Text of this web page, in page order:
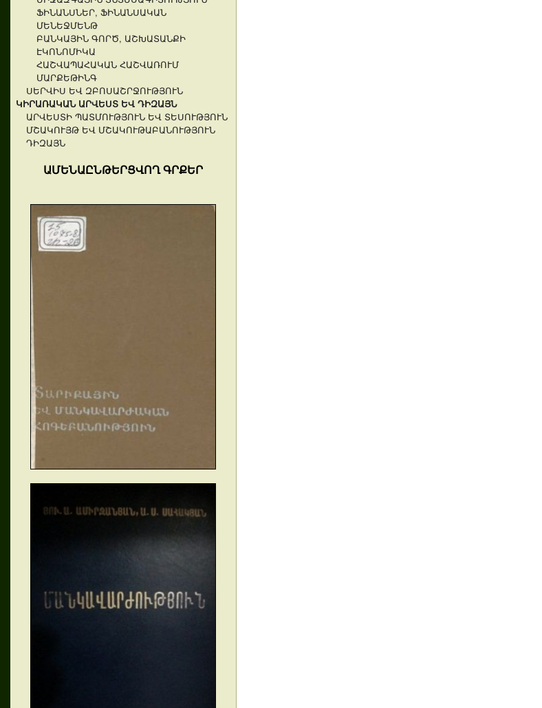
ՖԻՆԱՆՍՆԵՐ, ՖԻՆԱՆՍԱԿԱՆ
ՄԵՆԵՋՄԵՆԹ
ԲԱՆԿԱՅԻՆ ԳՈՐԾ, ԱՇԽԱՏԱՆՔԻ
ԷԿՈՆՈՄԻԿԱ
ՀԱՇՎԱՊԱՀԱԿԱՆ ՀԱՇՎԱՌՈՒՄ
ՄԱՐՔԵԹԻՆԳ
ՍԵՐՎԻՍ ԵՎ ԶԲՈՍԱՇՐՋՈՒԹՅՈՒՆ
ԿԻՐԱՌԱԿԱՆ ԱՐՎԵՍՏ ԵՎ ԴԻԶԱՅՆ
ԱՐՎԵՍՏԻ ՊԱՏՄՈՒԹՅՈՒՆ ԵՎ ՏԵՍՈՒԹՅՈՒՆ
ՄՇԱԿՈՒՅԹ ԵՎ ՄՇԱԿՈՒԹԱԲԱՆՈՒԹՅՈՒՆ
ԴԻԶԱՅՆ
ԱՄԵՆԱԸՆԹԵՐՑՎՈՂ ԳՐՔԵՐ